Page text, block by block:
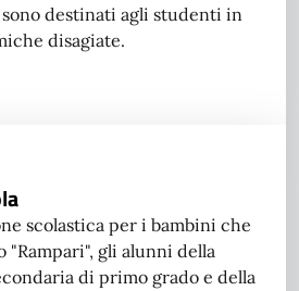
sono destinati agli studenti in
disagiate.
scolastica per i bambini che
gli alunni della
di primo grado e della